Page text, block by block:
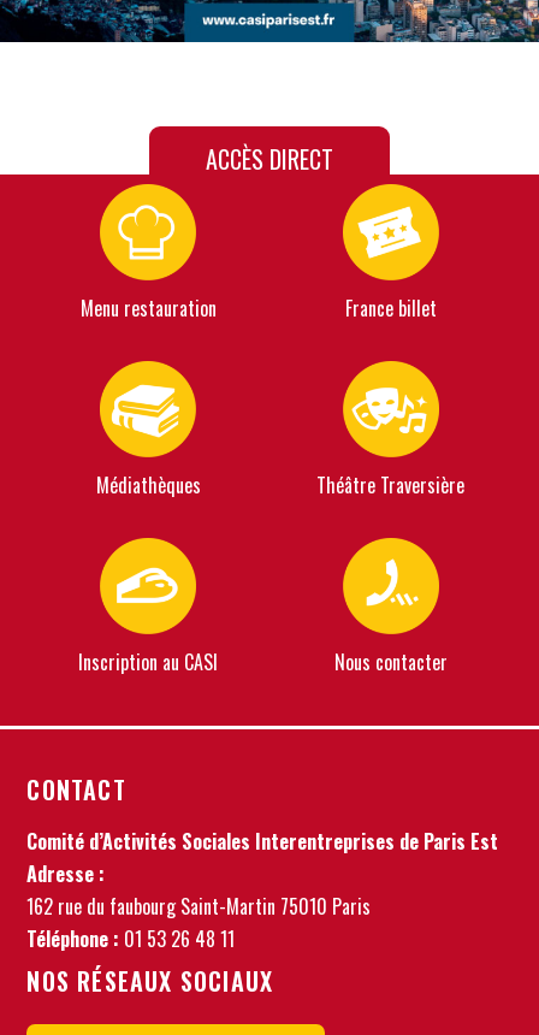
ACCÈS DIRECT
Menu restauration France billet
Médiathèques Théâtre Traversière
Inscription au CASI Nous contacter
CONTACT
Comité d’Activités Sociales Interentreprises de Paris Est
Adresse :
162 rue du faubourg Saint-Martin 75010 Paris
Téléphone : 01 53 26 48 11
NOS RÉSEAUX SOCIAUX